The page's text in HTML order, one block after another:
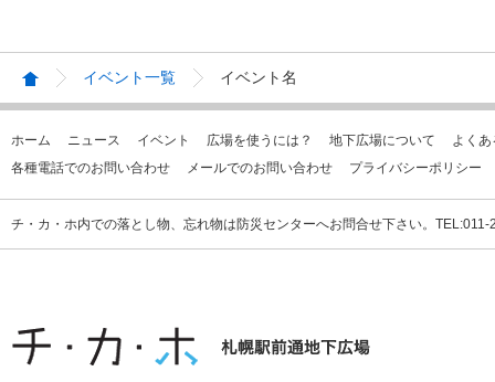
イベント一覧 イベント名
ホーム ニュース イベント 広場を使うには？ 地下広場について
よく
各種電話でのお問い合わせ
メールでのお問い合わせ プライバシーポリシー
チ・カ・ホ内での落とし物、忘れ物は防災センターへお問合せ下さい。